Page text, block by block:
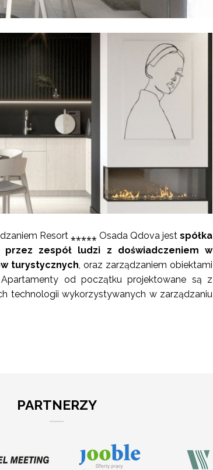
Resort ⁎⁎⁎⁎⁎ Osada Qdova jest spółka
zespół ludzi z doświadczeniem w
turystycznych, oraz zarządzaniem obiektami
od początku projektowane są z
technologii wykorzystywanych w zarządzaniu
PARTNERZY